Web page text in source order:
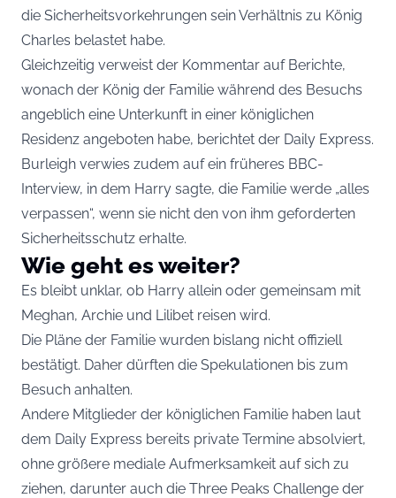
die Sicherheitsvorkehrungen sein Verhältnis zu König
Charles belastet habe.
Gleichzeitig verweist der Kommentar auf Berichte,
wonach der König der Familie während des Besuchs
angeblich eine Unterkunft in einer königlichen
Residenz angeboten habe, berichtet der Daily Express.
Burleigh verwies zudem auf ein früheres BBC-
Interview, in dem Harry sagte, die Familie werde „alles
verpassen“, wenn sie nicht den von ihm geforderten
Sicherheitsschutz erhalte.
Wie geht es weiter?
Es bleibt unklar, ob Harry allein oder gemeinsam mit
Meghan, Archie und Lilibet reisen wird.
Die Pläne der Familie wurden bislang nicht offiziell
bestätigt. Daher dürften die Spekulationen bis zum
Besuch anhalten.
Andere Mitglieder der königlichen Familie haben laut
dem Daily Express bereits private Termine absolviert,
ohne größere mediale Aufmerksamkeit auf sich zu
ziehen, darunter auch die Three Peaks Challenge der